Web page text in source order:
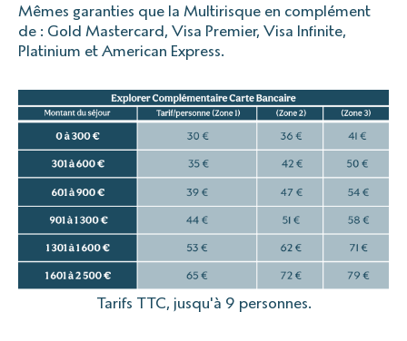
Mêmes garanties que la Multirisque en complément
de : Gold Mastercard, Visa Premier, Visa Infinite,
Platinium et American Express.
Tarifs TTC, jusqu'à 9 personnes.